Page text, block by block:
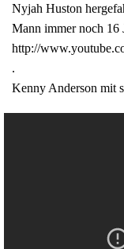
Nyjah Huston
Mann immer noch 16
http://
.
Kenny Anderson mit